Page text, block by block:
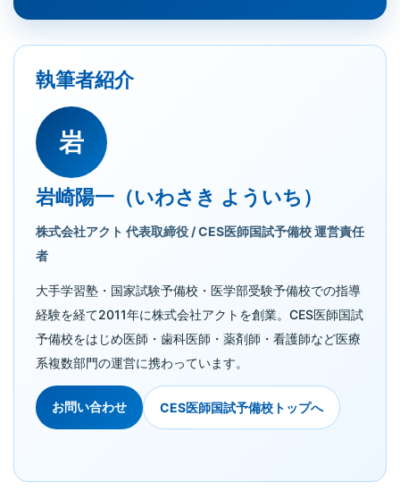
執筆者紹介
岩
岩崎陽一（いわさき よういち）
株式会社アクト 代表取締役 / CES医師国試予備校 運営責任
者
大手学習塾・国家試験予備校・医学部受験予備校での指導
経験を経て2011年に株式会社アクトを創業。CES医師国試
予備校をはじめ医師・歯科医師・薬剤師・看護師など医療
系複数部門の運営に携わっています。
お問い合わせ CES医師国試予備校トップへ